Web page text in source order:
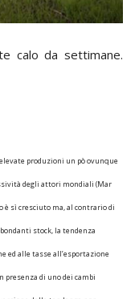
calo da settimane.
produzioni un pò ovunque
degli attori mondiali (Mar
è sì cresciuto ma, al contrario di
stock, la tendenza
ed alle tasse all’esportazione
presenza di uno dei cambi